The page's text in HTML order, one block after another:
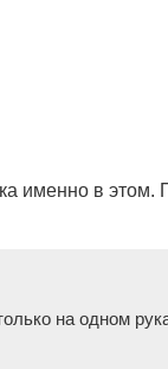
именно в этом.
на одном